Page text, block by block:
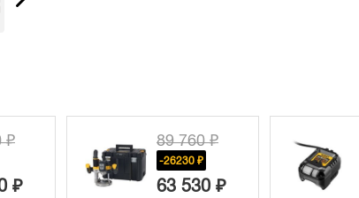
₽
₽
89 760 ₽
-26230 ₽
63 530 ₽